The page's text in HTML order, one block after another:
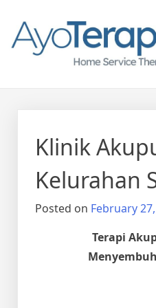
content
Ayo Terapi
Klinik
Kelurahan
Posted on February
Terapi